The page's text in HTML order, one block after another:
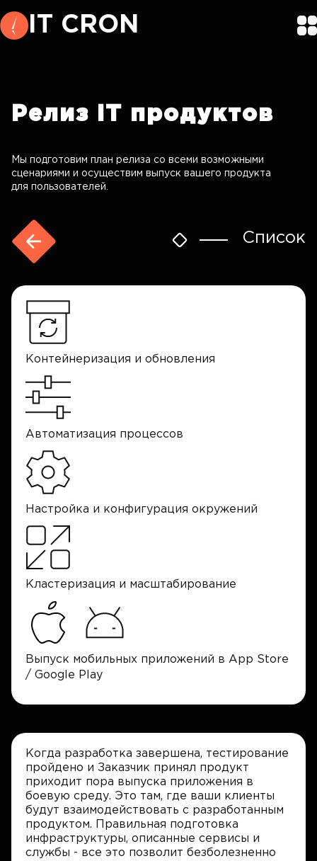
IT CRON
Релиз IT продуктов
Мы подготовим план релиза со всеми возможными
сценариями и осуществим выпуск вашего продукта
для пользователей.
Список
Контейнеризация и обновления
Автоматизация процессов
Настройка и конфигурация окружений
Кластеризация и масштабирование
Выпуск мобильных приложений в App Store
/ Google Play
Когда разработка завершена, тестирование
пройдено и Заказчик принял продукт
приходит пора выпуска приложения в
боевую среду. Это там, где ваши клиенты
будут взаимодействовать с разработанным
продуктом. Правильная подготовка
инфраструктуры, описанные сервисы и
службы - все это позволит безболезненно